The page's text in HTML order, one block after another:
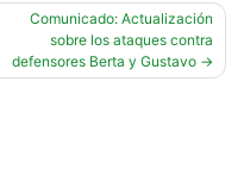
Comunicado: Actualización
sobre los ataques contra
defensores Berta y Gustavo